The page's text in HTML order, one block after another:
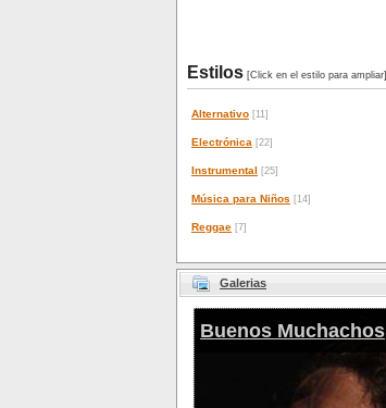
Estilos [Click en el estilo para ampliar]
Alternativo [11]
Electrónica [22]
Instrumental [25]
Música para Niños [14]
Reggae [7]
Galerias
Buenos Muchachos